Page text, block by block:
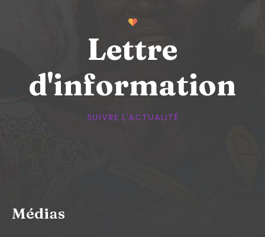
Lettre
d'information
SUIVRE L'ACTUALITÉ
Médias